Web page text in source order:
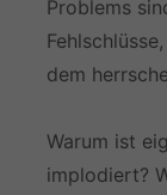
Problems
dem
Warum ist
implodiert?